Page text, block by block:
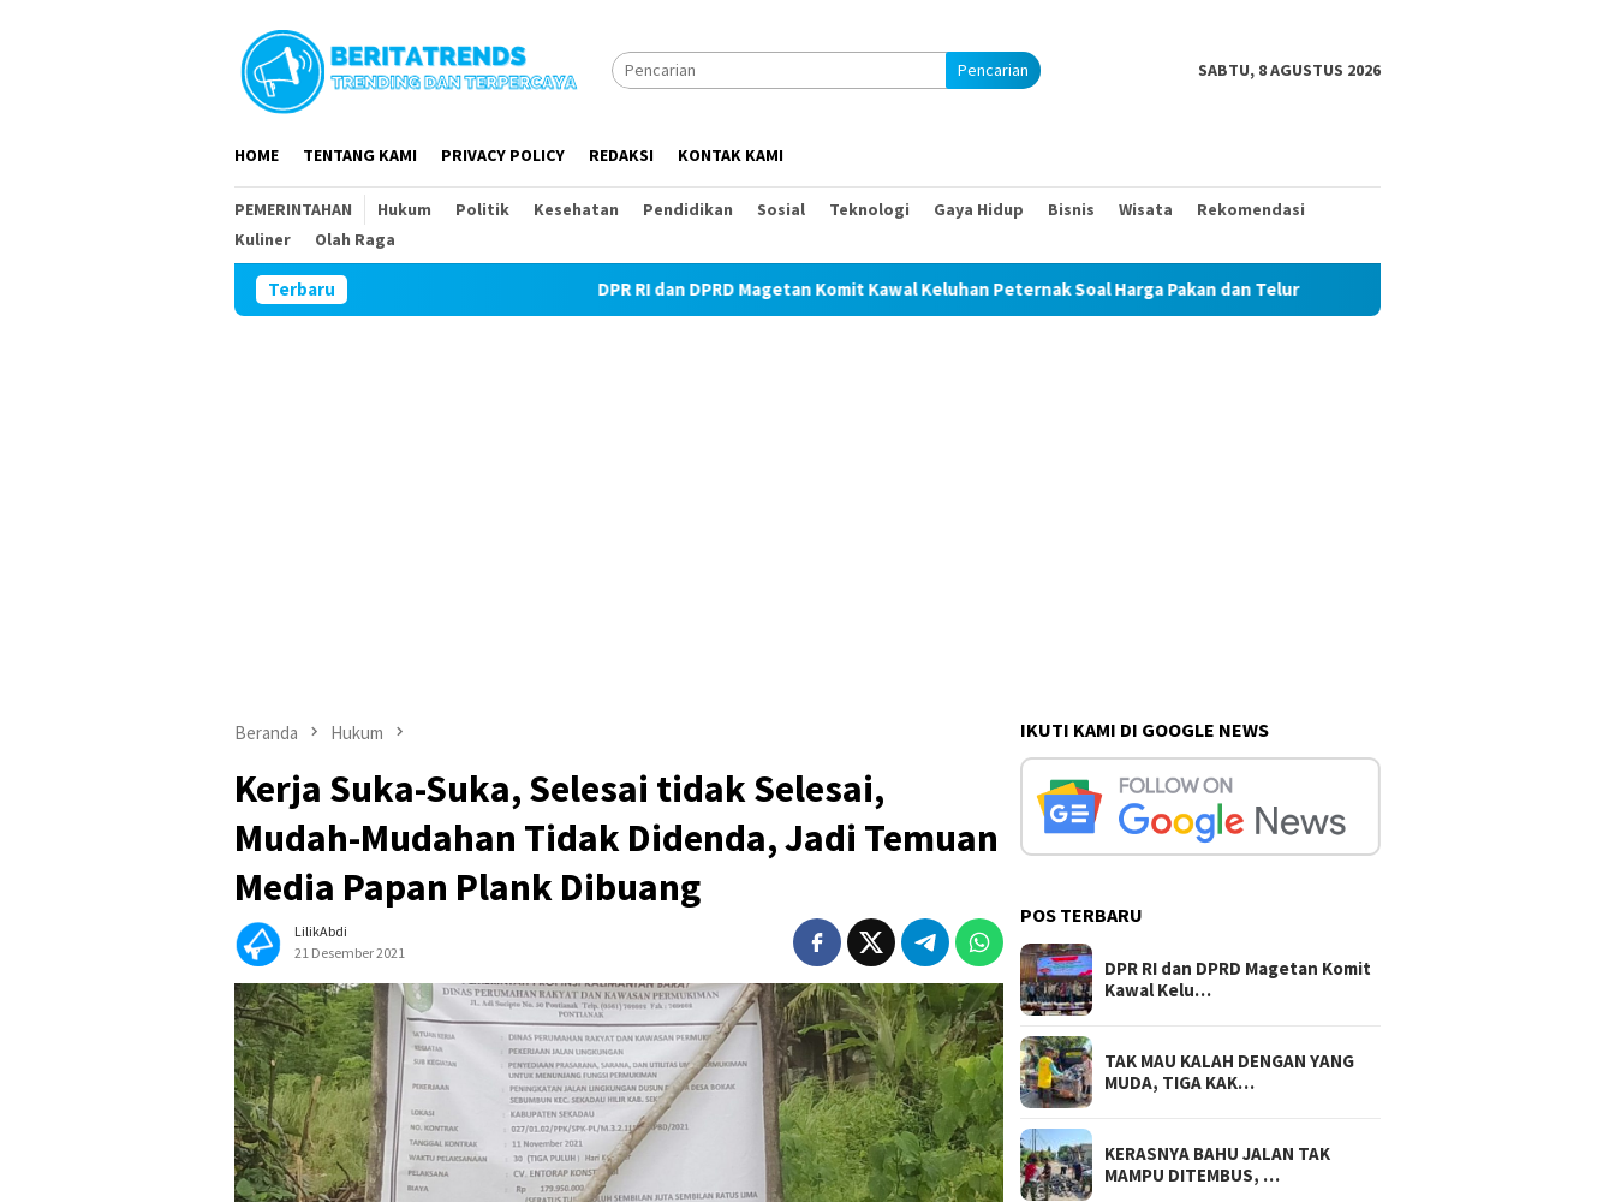
Pencarian SABTU, 8 AGUSTUS 2026
HOME TENTANG KAMI PRIVACY POLICY REDAKSI KONTAK KAMI
PEMERINTAHAN Hukum Politik Kesehatan Pendidikan Sosial Teknologi Gaya Hidup Bisnis Wisata
Rekomendasi
Kuliner
Olah Raga
Terbaru DPR RI dan DPRD Magetan Komit Kawal Keluhan Peternak Soal Harga Pakan dan Telur TAK MAU KALAH DENGAN YANG MUDA,
Beranda Hukum
Kerja Suka-Suka, Selesai tidak Selesai,
Mudah-Mudahan Tidak Didenda, Jadi Temuan
Media Papan Plank Dibuang
LilikAbdi
21 Desember 2021
IKUTI KAMI DI GOOGLE NEWS
POS TERBARU
DPR RI dan DPRD Magetan Komit
Kawal Kelu…
TAK MAU KALAH DENGAN YANG
MUDA, TIGA KAK…
KERASNYA BAHU JALAN TAK
MAMPU DITEMBUS, …